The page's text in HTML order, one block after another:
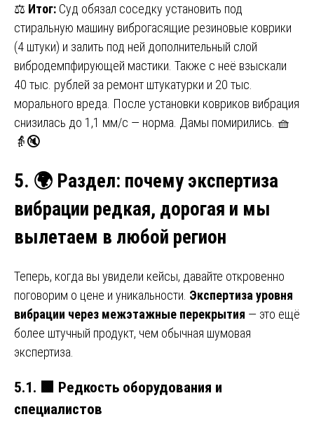
⚖️ Итог: Суд обязал соседку установить под
стиральную машину виброгасящие резиновые коврики
(4 штуки) и залить под ней дополнительный слой
вибродемпфирующей мастики. Также с неё взыскали
40 тыс. рублей за ремонт штукатурки и 20 тыс.
морального вреда. После установки ковриков вибрация
снизилась до 1,1 мм/с — норма. Дамы помирились. 🧺
👵🔇
5. 🌍 Раздел: почему экспертиза
вибрации редкая, дорогая и мы
вылетаем в любой регион
Теперь, когда вы увидели кейсы, давайте откровенно
поговорим о цене и уникальности. Экспертиза уровня
вибрации через межэтажные перекрытия — это ещё
более штучный продукт, чем обычная шумовая
экспертиза.
5.1. 🟩 Редкость оборудования и
специалистов